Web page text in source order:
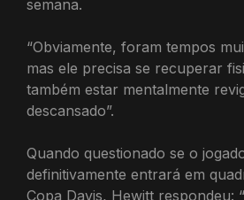
semana.
“Obviamente, foram tempos
mas ele precisa se recuperar
também estar mentalmente
descansado”.
Quando questionado se o
definitivamente entrará em
Copa Davis, Hewitt respondeu: